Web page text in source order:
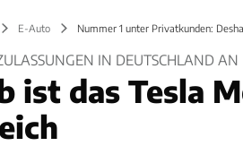
E-Auto Nummer 1 unter Privatkunden:
IN DEUTSCHLAND AN
ist das Tesla